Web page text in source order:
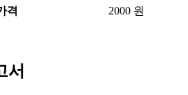
격
2000 원
서